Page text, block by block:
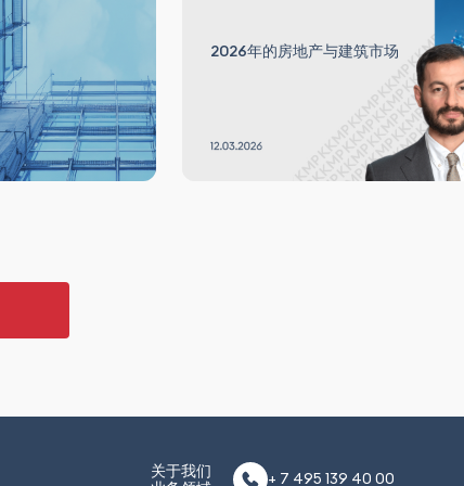
2026年的房地产与建筑市场
关于我们
+ 7 495 139 40 00